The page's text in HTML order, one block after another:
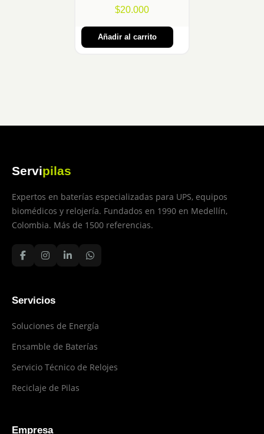
$20.000
Añadir al carrito
Servipilas
Expertos en baterías especializadas para UPS, equipos
biomédicos y relojería. Fundados en 1990 en Medellín,
Colombia. Más de 1500 referencias.
Servicios
Soluciones de Energía
Ensamble de Baterías
Servicio Técnico de Relojes
Reciclaje de Pilas
Empresa